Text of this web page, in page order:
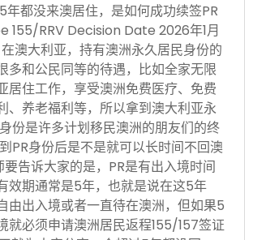
5年都没来澳居住，是如何成功续签PR
155/RRV Decision Date 2026年1月
澳大利亚，持有澳洲永久居民身份的
多和公民同等的待遇，比如全家无限
居住工作，享受澳洲免费医疗、免费
、养老福利等，所以拿到澳大利亚永
份是许多计划移民澳洲的朋友们的终
PR身份后是不是就可以长时间不回澳
告诉大家的是，PR是有出入境时间
效期通常是5年，也就是说在这5年
由出入境或者一直待在澳洲，但如果5
就必须申请澳洲居民返程155/157签证